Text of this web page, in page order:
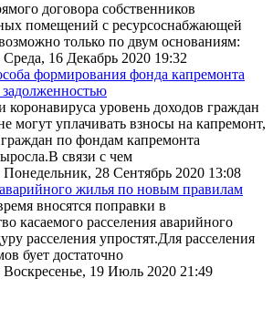
договора собственников
помещений с ресурсоснабжающей
только по двум основаниям:
16 Декабрь 2020 19:32
формирования фонда капремонта
коронавируса уровень доходов граждан
могут уплачивать взносы на капремонт,
по фондам капремонта
связи с чем
28 Сентябрь 2020 13:08
жилья по новым правилам
вносятся поправки в
касаемого расселения аварийного
расселения упростят.Для расселения
бует достаточно
19 Июль 2020 21:49